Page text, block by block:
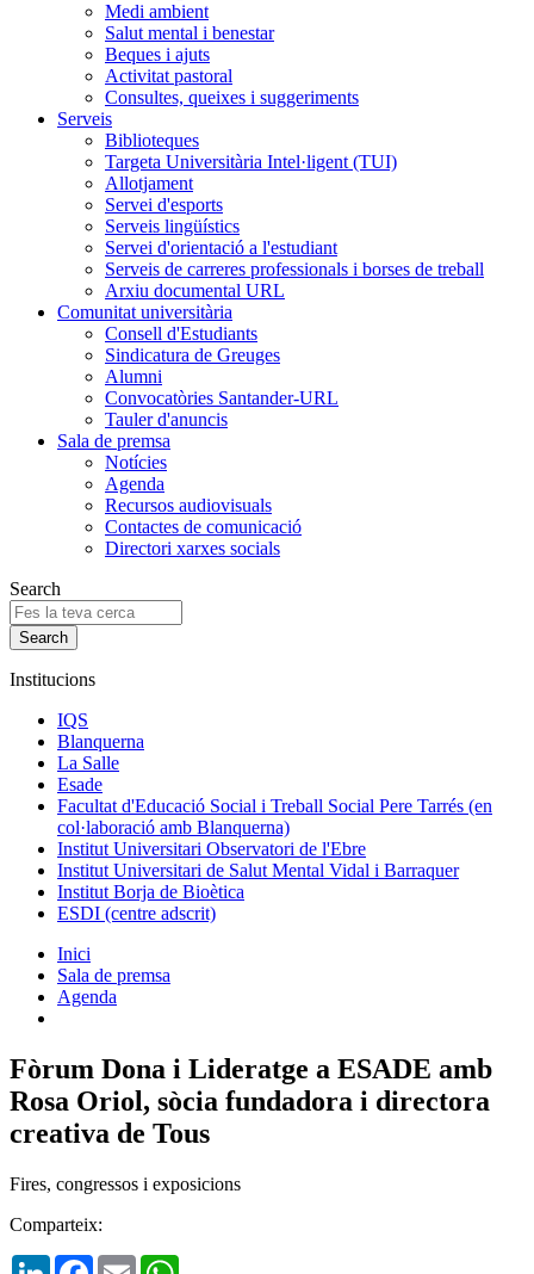
Medi ambient
Salut mental i benestar
Beques i ajuts
Activitat pastoral
Consultes, queixes i suggeriments
Serveis
Biblioteques
Targeta Universitària Intel·ligent (TUI)
Allotjament
Servei d'esports
Serveis lingüístics
Servei d'orientació a l'estudiant
Serveis de carreres professionals i borses de treball
Arxiu documental URL
Comunitat universitària
Consell d'Estudiants
Sindicatura de Greuges
Alumni
Convocatòries Santander-URL
Tauler d'anuncis
Sala de premsa
Notícies
Agenda
Recursos audiovisuals
Contactes de comunicació
Directori xarxes socials
Search
Institucions
IQS
Blanquerna
La Salle
Esade
Facultat d'Educació Social i Treball Social Pere Tarrés (en
col·laboració amb Blanquerna)
Institut Universitari Observatori de l'Ebre
Institut Universitari de Salut Mental Vidal i Barraquer
Institut Borja de Bioètica
ESDI (centre adscrit)
Inici
Sala de premsa
Agenda
Fòrum Dona i Lideratge a ESADE amb
Rosa Oriol, sòcia fundadora i directora
creativa de Tous
Fires, congressos i exposicions
Comparteix:
LinkedInFacebook
Email